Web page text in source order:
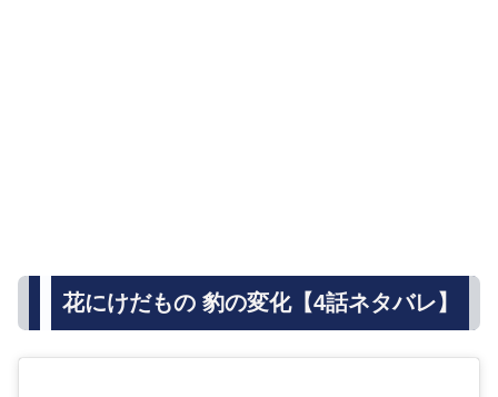
花にけだもの 豹の変化【4話ネタバレ】